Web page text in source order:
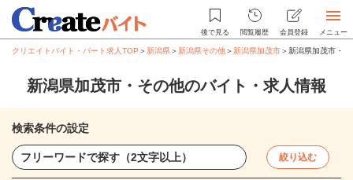
後で見る 閲覧履歴 会員登録 メニュー
クリエイトバイト・パート求人TOP ＞新潟県＞新潟県その他＞新潟県加茂市＞新潟県加茂市・
新潟県加茂市・その他のバイト・求人情報
検索条件の設定
絞り込む